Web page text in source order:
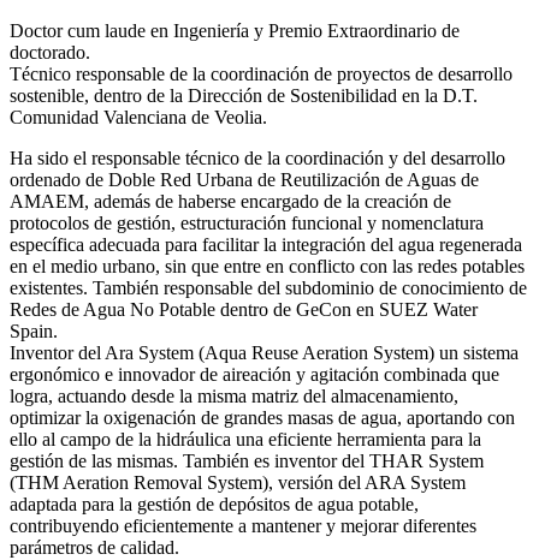
Doctor cum laude en Ingeniería y Premio Extraordinario de
doctorado.
Técnico responsable de la coordinación de proyectos de desarrollo
sostenible, dentro de la Dirección de Sostenibilidad en la D.T.
Comunidad Valenciana de Veolia.
Ha sido el responsable técnico de la coordinación y del desarrollo
ordenado de Doble Red Urbana de Reutilización de Aguas de
AMAEM, además de haberse encargado de la creación de
protocolos de gestión, estructuración funcional y nomenclatura
específica adecuada para facilitar la integración del agua regenerada
en el medio urbano, sin que entre en conflicto con las redes potables
existentes. También responsable del subdominio de conocimiento de
Redes de Agua No Potable dentro de GeCon en SUEZ Water
Spain.
Inventor del Ara System (Aqua Reuse Aeration System) un sistema
ergonómico e innovador de aireación y agitación combinada que
logra, actuando desde la misma matriz del almacenamiento,
optimizar la oxigenación de grandes masas de agua, aportando con
ello al campo de la hidráulica una eficiente herramienta para la
gestión de las mismas. También es inventor del THAR System
(THM Aeration Removal System), versión del ARA System
adaptada para la gestión de depósitos de agua potable,
contribuyendo eficientemente a mantener y mejorar diferentes
parámetros de calidad.